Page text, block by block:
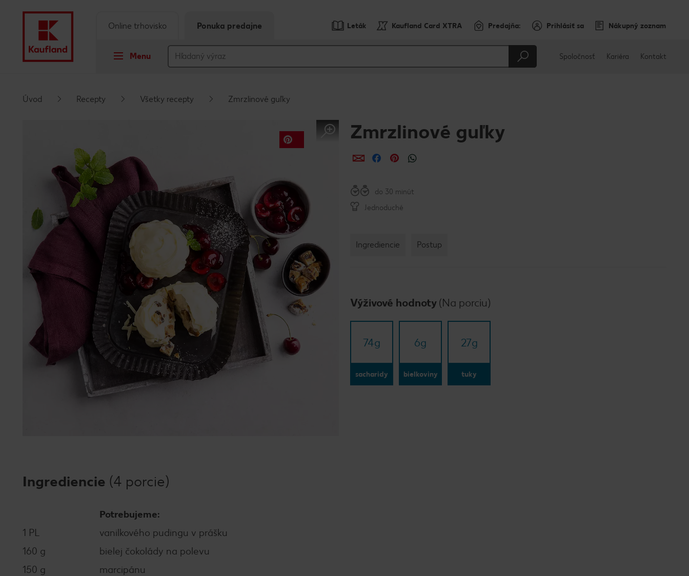
Vyskakovací bočný panel
Leták Kaufland Card XTRA Predajňa: Prihlásiť sa Nákupný zoznam
Menu
Online trhovisko Ponuka predajne
Spoločnosť Kariéra Kontakt
Úvod Recepty Všetky recepty Zmrzlinové guľky
Zmrzlinové guľky
ZdieľaťZdieľaťZdieľať
do 30 minút
Jednoduché
Ingrediencie Postup
Výživové hodnoty (Na porciu)
74g
sacharidy
6g
bielkoviny
27g
tuky
Ingrediencie (4 porcie)
Potrebujeme:
1 PL
vanilkového pudingu v prášku
160 g
bielej čokolády na polevu
150 g
marcipánu